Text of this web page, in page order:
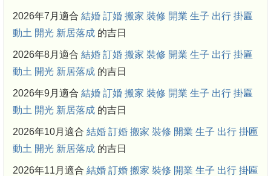
2026年7月適合 結婚 訂婚 搬家 裝修 開業 生子 出行 掛匾
動土 開光 新居落成 的吉日
2026年8月適合 結婚 訂婚 搬家 裝修 開業 生子 出行 掛匾
動土 開光 新居落成 的吉日
2026年9月適合 結婚 訂婚 搬家 裝修 開業 生子 出行 掛匾
動土 開光 新居落成 的吉日
2026年10月適合 結婚 訂婚 搬家 裝修 開業 生子 出行 掛匾
動土 開光 新居落成 的吉日
2026年11月適合 結婚 訂婚 搬家 裝修 開業 生子 出行 掛匾